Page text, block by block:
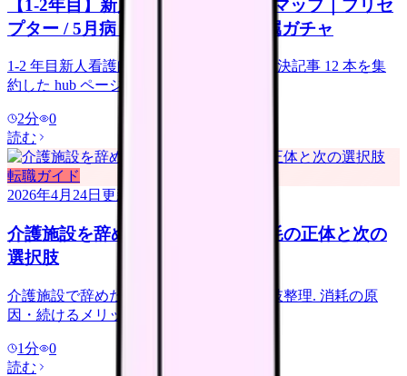
【1-2年目】新人看護師の悩み完全マップ｜プリセ
プター / 5月病 / インシデント / 配属ガチャ
1-2 年目新人看護師の悩み 6 種類とその解決記事 12 本を集
約した hub ページ。
2分
0
読む
転職ガイド
2026年4月24日 更新
介護施設を辞めたい看護師へ｜消耗の正体と次の
選択肢
介護施設で辞めたい看護師のための選択肢整理. 消耗の原
因・続けるメリット・転職ルート.
1分
0
読む